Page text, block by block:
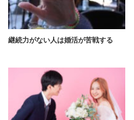
継続力がない人は婚活が苦戦する